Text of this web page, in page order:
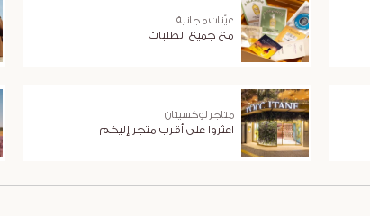
عيّنات مجانية
مع جميع الطلبات
متاجر لوكسيتان
اعثروا على أقرب متجر إليكم